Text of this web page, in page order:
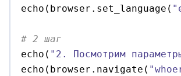
echo ( browser. set_language (
# 2 шаг
echo ( "2. Посмотрим
echo ( browser. navigate (